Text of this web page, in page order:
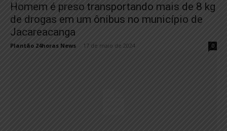
Homem é preso transportando mais de 8 kg
de drogas em um ônibus no município de
Jacareacanga
Plantão 24horas News 17 de maio de 2024 0